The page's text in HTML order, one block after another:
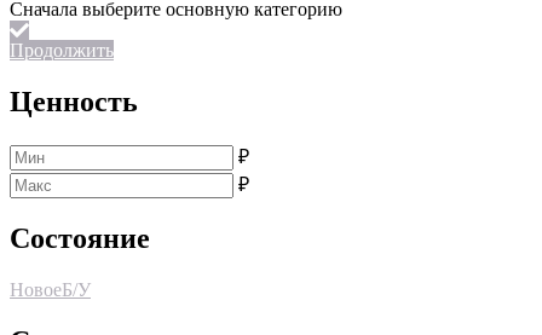
Продолжить
Ценность
₽
₽
Состояние
НовоеБ/У